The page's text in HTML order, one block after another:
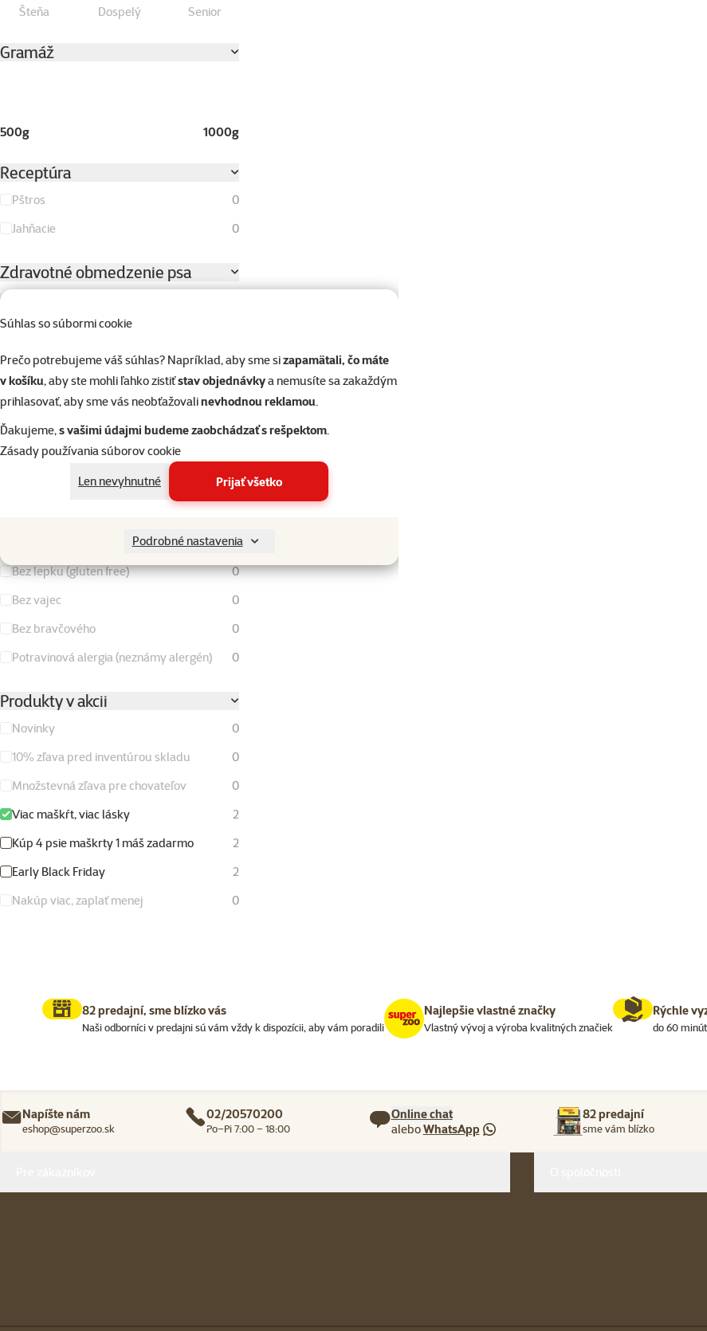
Súhlas so súbormi cookie
Prečo potrebujeme váš súhlas? Napríklad, aby sme sizapamätali, čo máte
v košíku, aby ste mohli ľahko zistiťstav objednávkya nemusíte sa zakaždým
prihlasovať, aby sme vás neobťažovalinevhodnou reklamou.
Ďakujeme,s vašimi údajmi budeme zaobchádzať s rešpektom.
Zásady používania súborov cookie
Len nevyhnutné
Prijať všetko
Podrobné nastavenia
Šteňa Dospelý Senior
Gramáž
500g 1000g
Receptúra
Pštros
0
Jahňacie
0
Zdravotné obmedzenie psa
Citlivé trávenie a zažívanie
Oslabená imunita
0
Alergie psa
Bez špecifických potrieb
0
Jeden zdroj bielkoviny (monoproteín)
Bez hovädzieho
0
0
Bez lepku (gluten free)
0
Bez vajec
0
Bez bravčového
0
Potravinová alergia (neznámy alergén)
0
Produkty v akcii
Novinky
0
10% zľava pred inventúrou skladu
0
Množstevná zľava pre chovateľov
0
Viac maškŕt, viac lásky
2
Kúp 4 psie maškrty 1 máš zadarmo
2
Early Black Friday
2
Nakúp viac, zaplať menej
0
82 predajní, sme blízko vás
Naši odborníci v predajni sú vám vždy k dispozícii, aby vám poradili
Najlepšie vlastné značky
Vlastný vývoj a výroba kvalitných značiek
Rýchle
do 60
Napíšte nám
eshop@superzoo.sk
02/20570200
Po–Pi 7:00 – 18:00
Online chat
aleboWhatsApp
82 predajní
sme vám blízko